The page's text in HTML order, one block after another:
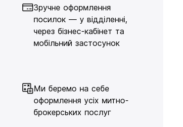
Зручне оформлення
посилок — у відділенні,
через бізнес-кабінет та
мобільний застосунок
Ми беремо на себе
оформлення усіх митно-
брокерських послуг